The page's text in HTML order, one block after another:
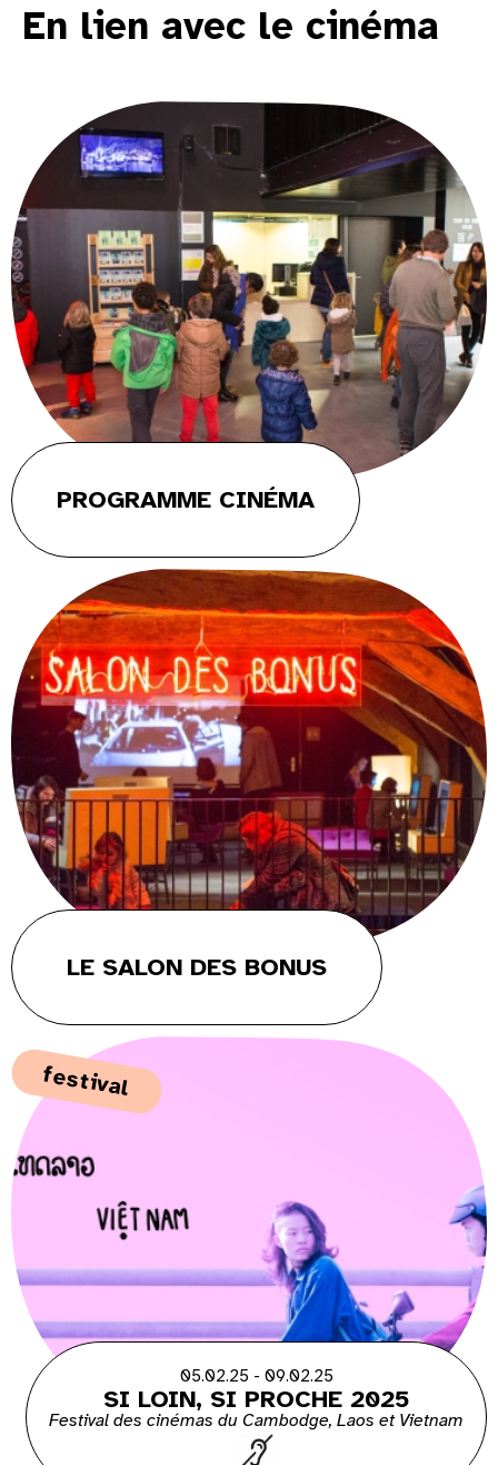
En lien avec le cinéma
PROGRAMME CINÉMA
LE SALON DES BONUS
festival
05.02.25 - 09.02.25
SI LOIN, SI PROCHE 2025
Festival des cinémas du Cambodge, Laos et Vietnam